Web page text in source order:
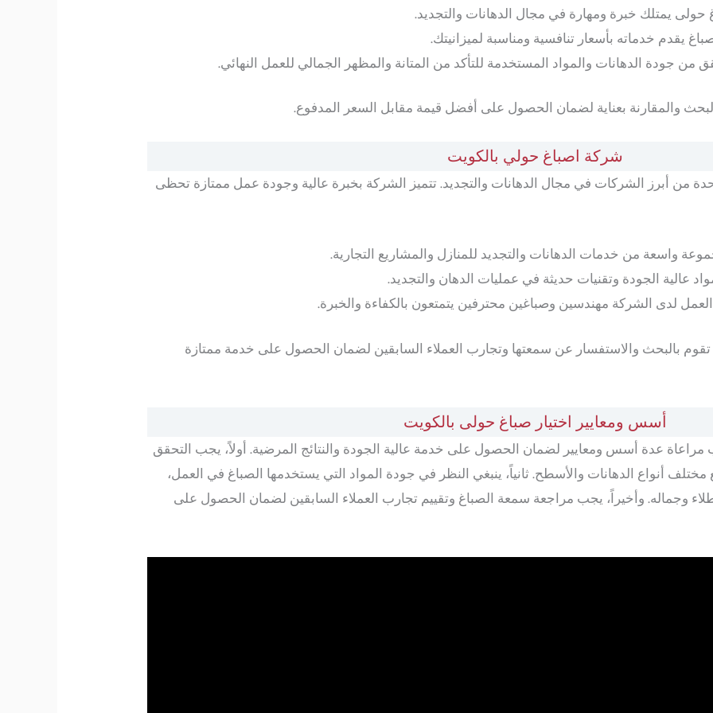
يمتلك خبرة ومهارة في مجال الدهانات والتجديد.
يقدم خدماته بأسعار تنافسية ومناسبة لميزانيتك.
من جودة الدهانات والمواد المستخدمة للتأكد من المتانة والمظهر الجمالي للعمل النهائي.
والمقارنة بعناية لضمان الحصول على أفضل قيمة مقابل السعر المدفوع.
شركة اصباغ حولي بالكويت
من أبرز الشركات في مجال الدهانات والتجديد. تتميز الشركة بخبرة عالية وجودة عمل ممتازة تحظى
واسعة من خدمات الدهانات والتجديد للمنازل والمشاريع التجارية.
عالية الجودة وتقنيات حديثة في عمليات الدهان والتجديد.
لدى الشركة مهندسين وصباغين محترفين يتمتعون بالكفاءة والخبرة.
بالبحث والاستفسار عن سمعتها وتجارب العملاء السابقين لضمان الحصول على خدمة ممتازة
أسس ومعايير اختيار صباغ حولى بالكويت
عدة أسس ومعايير لضمان الحصول على خدمة عالية الجودة والنتائج المرضية. أولاً، يجب التحقق
أنواع الدهانات والأسطح. ثانياً، ينبغي النظر في جودة المواد التي يستخدمها الصباغ في العمل،
وجماله. وأخيراً، يجب مراجعة سمعة الصباغ وتقييم تجارب العملاء السابقين لضمان الحصول على